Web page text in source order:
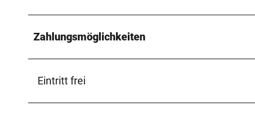
Zahlungsmöglichkeiten
Eintritt frei